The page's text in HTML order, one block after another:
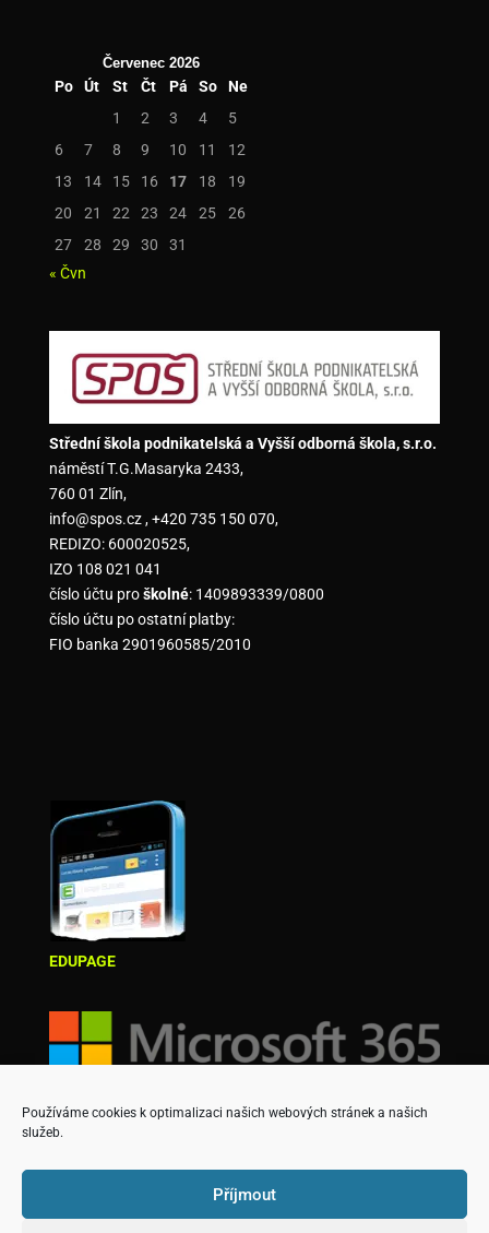
Používáme cookies k optimalizaci našich webových stránek a našich
služeb.
Příjmout
Červenec 2026
Po Út St Čt Pá So
Ne
1
2 3 4
5
6
7 8 9 10 11
12
13
14 15 16 17 18
19
20
21 22 23 24 25
26
27
28 29 30
31
« Čvn
Střední škola podnikatelská a Vyšší odborná škola, s.r.o.
náměstí T.G.Masaryka 2433,
760 01 Zlín,
info@spos.cz , +420 735 150 070,
REDIZO: 600020525,
IZO 108 021 041
číslo účtu proškolné: 1409893339/0800
číslo účtu po ostatní platby:
FIO banka 2901960585/2010
EDUPAGE